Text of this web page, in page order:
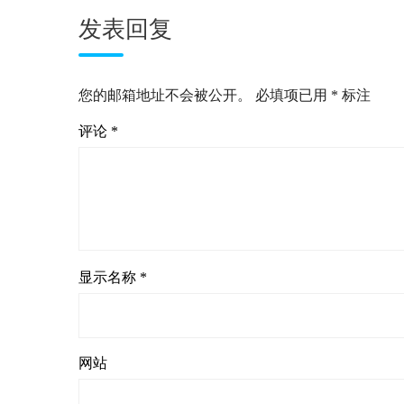
发表回复
您的邮箱地址不会被公开。 必填项已用 * 标注
评论 *
显示名称 *
网站